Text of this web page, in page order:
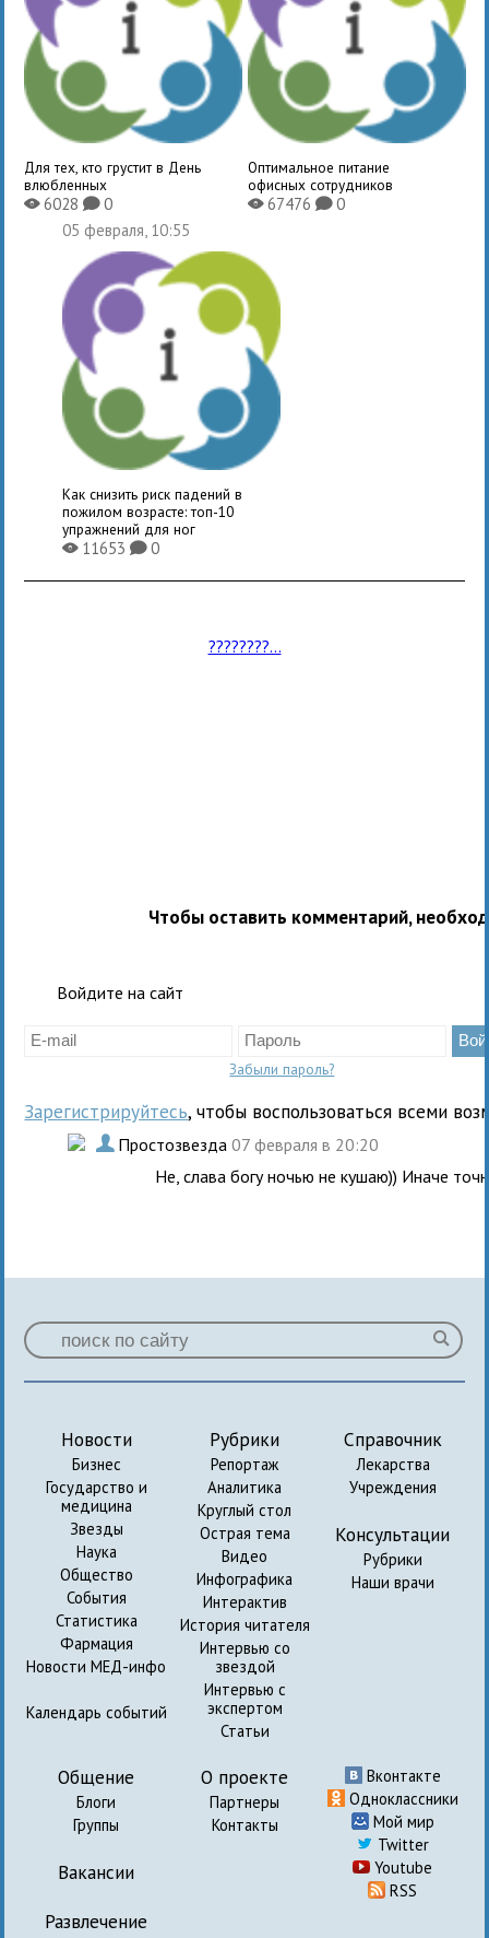
Для тех, кто грустит в День
влюбленных
X6028K0
Оптимальное питание
офисных сотрудников
X67476 K0
05 февраля, 10:55
Как снизить риск падений в
пожилом возрасте: топ-10
упражнений для ног
X11653K0
????????...
Чтобы оставить комментарий,
Войдите на сайт
Забыли пароль?
Зарегистрируйтесь, чтобы воспользоваться всеми
. Простозвезда07 февраля в 20:20
Не, слава богу ночью не кушаю)) Иначе
Новости
Бизнес
Государство и
медицина
Звезды
Наука
Общество
События
Статистика
Фармация
Новости МЕД-инфо
Календарь событий
Рубрики
Репортаж
Аналитика
Круглый стол
Острая тема
Видео
Инфографика
Интерактив
История читателя
Интервью со
звездой
Интервью с
экспертом
Статьи
Справочник
Лекарства
Учреждения
Консультации
Рубрики
Наши врачи
Общение
Блоги
Группы
Вакансии
Развлечение
О проекте
Партнеры
Контакты
Вконтакте
Одноклассники
Мой мир
Twitter
Youtube
RSS